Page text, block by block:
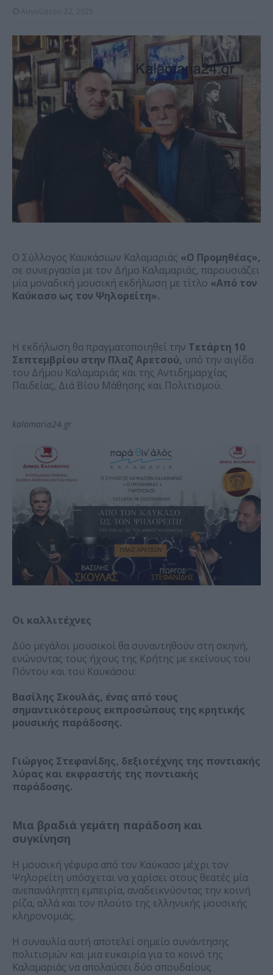
Ο Σύλλογος Καυκάσιων Καλαμαριάς «Ο Προμηθέας»,
σε συνεργασία με τον Δήμο Καλαμαριάς, παρουσιάζει
μία μοναδική μουσική εκδήλωση με τίτλο «Από τον
Καύκασο ως τον Ψηλορείτη».
Η εκδήλωση θα πραγματοποιηθεί την Τετάρτη 10
Σεπτεμβρίου στην Πλαζ Αρετσού, υπό την αιγίδα
του Δήμου Καλαμαριάς και της Αντιδημαρχίας
Παιδείας, Διά Βίου Μάθησης και Πολιτισμού.
kalamaria24.gr
Οι καλλιτέχνες
Δύο μεγάλοι μουσικοί θα συναντηθούν στη σκηνή,
ενώνοντας τους ήχους της Κρήτης με εκείνους του
Πόντου και του Καυκάσου:
Βασίλης Σκουλάς, ένας από τους
σημαντικότερους εκπροσώπους της κρητικής
μουσικής παράδοσης.
Γιώργος Στεφανίδης, δεξιοτέχνης της ποντιακής
λύρας και εκφραστής της ποντιακής
παράδοσης.
Μια βραδιά γεμάτη παράδοση και
συγκίνηση
Η μουσική γέφυρα από τον Καύκασο μέχρι τον
Ψηλορείτη υπόσχεται να χαρίσει στους θεατές μία
ανεπανάληπτη εμπειρία, αναδεικνύοντας την κοινή
ρίζα, αλλά και τον πλούτο της ελληνικής μουσικής
κληρονομιάς.
Η συναυλία αυτή αποτελεί σημείο συνάντησης
πολιτισμών και μια ευκαιρία για το κοινό της
Καλαμαριάς να απολαύσει δύο σπουδαίους